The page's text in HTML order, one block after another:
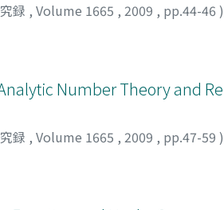
録 , Volume 1665 , 2009 , pp.44-46 )
Number Theory and
録 , Volume 1665 , 2009 , pp.47-59 )